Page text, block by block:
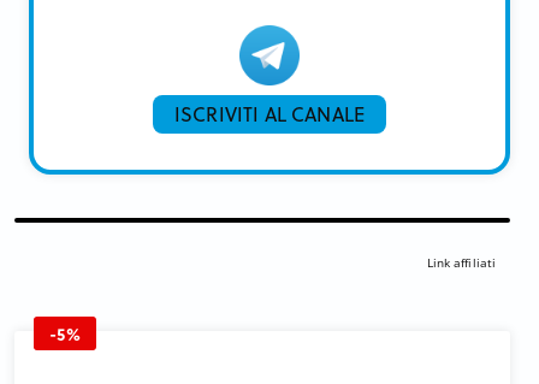
ISCRIVITI AL CANALE
Link affiliati
-5%